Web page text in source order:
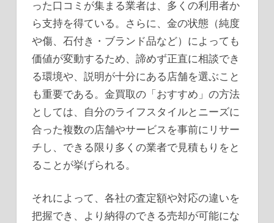
った口コミが集まる業者は、多くの利用者か
ら支持を得ている。さらに、金の状態（純度
や傷、石付き・ブランド品など）によっても
価値が変動するため、諦めず正直に相談でき
る環境や、説明が十分にある店舗を選ぶこと
も重要である。金買取の「おすすめ」の方法
としては、自分のライフスタイルとニーズに
合った複数の店舗やサービスを事前にリサー
チし、できる限り多くの業者で見積もりをと
ることが挙げられる。
それによって、各社の査定額や対応の違いを
把握でき、より納得のできる売却が可能にな